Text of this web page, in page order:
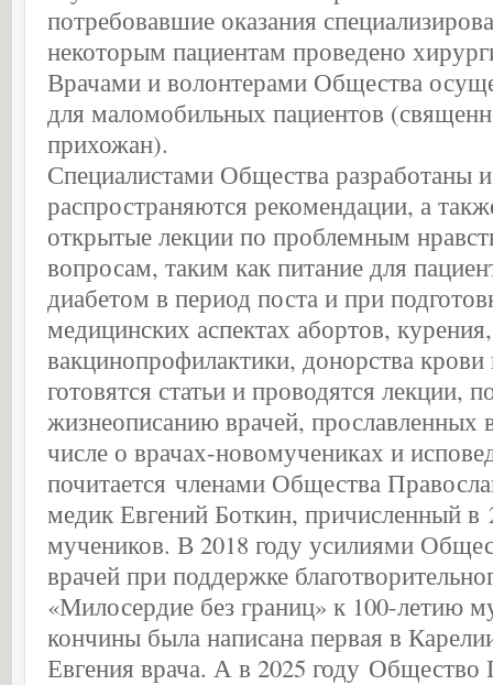
потребовавшие оказания
некоторым пациентам проведено
Врачами и волонтерами Общества
для маломобильных пациентов
прихожан).
Специалистами Общества разработаны
распространяются рекомендации, а
открытые лекции по проблемным
вопросам, таким как питание для
диабетом в период поста и при
медицинских аспектах абортов, курения,
вакцинопрофилактики, донорства
готовятся статьи и проводятся лекции,
жизнеописанию врачей, прославленных
числе о врачах-новомучениках и
почитается членами Общества
медик Евгений Боткин, причисленный в
мучеников. В 2018 году усилиями
врачей при поддержке
«Милосердие без границ» к 100-летию
кончины была написана первая в
Евгения врача. А в 2025 году Общество